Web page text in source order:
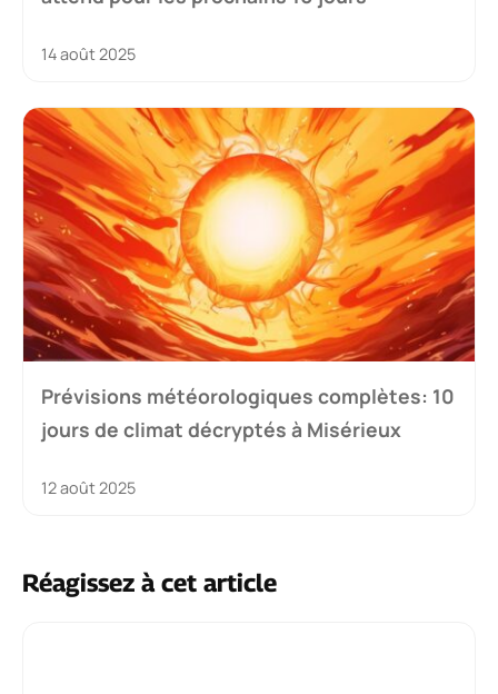
14 août 2025
Prévisions météorologiques complètes: 10
jours de climat décryptés à Misérieux
12 août 2025
Réagissez à cet article